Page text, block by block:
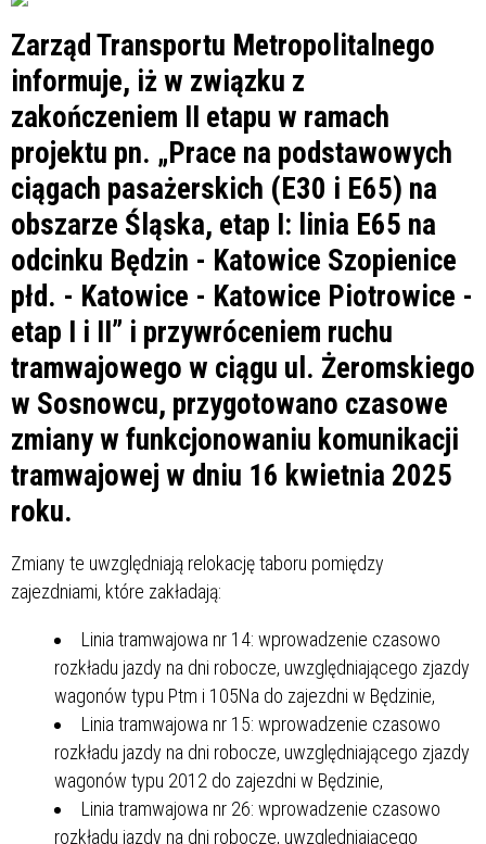
Zarząd Transportu Metropolitalnego
informuje, iż w związku z
zakończeniem II etapu w ramach
projektu pn. „Prace na podstawowych
ciągach pasażerskich (E30 i E65) na
obszarze Śląska, etap I: linia E65 na
odcinku Będzin - Katowice Szopienice
płd. - Katowice - Katowice Piotrowice -
etap I i II” i przywróceniem ruchu
tramwajowego w ciągu ul. Żeromskiego
w Sosnowcu, przygotowano czasowe
zmiany w funkcjonowaniu komunikacji
tramwajowej w dniu 16 kwietnia 2025
roku.
Zmiany te uwzględniają relokację taboru pomiędzy
zajezdniami, które zakładają:
Linia tramwajowa nr 14: wprowadzenie czasowo
rozkładu jazdy na dni robocze, uwzględniającego zjazdy
wagonów typu Ptm i 105Na do zajezdni w Będzinie,
Linia tramwajowa nr 15: wprowadzenie czasowo
rozkładu jazdy na dni robocze, uwzględniającego zjazdy
wagonów typu 2012 do zajezdni w Będzinie,
Linia tramwajowa nr 26: wprowadzenie czasowo
rozkładu jazdy na dni robocze, uwzględniającego